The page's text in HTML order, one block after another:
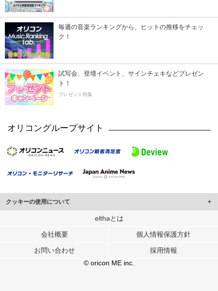
毎週の音楽ランキングから、ヒットの推移をチェッ
ク！
試写会、登壇イベント、サインチェキなどプレゼン
ト！
プレゼント特集
オリコングループサイト
クッキーの使用について
このサイトでは Cookie を使用して、ユーザーに合わせたコンテンツや広告の
行っています。
メディアや広告配信、データ解析の各パートナーに提供しています。
各パートナーは、この情報とユーザーが各パートナーに提供した他の情報や、
ユーザーが各パートナーのサービスを使用したときに収集した他の情報を組み
elthaとは
会社概要 個人情報保護方針
お問い合わせ
採用情報
© oricon ME inc.